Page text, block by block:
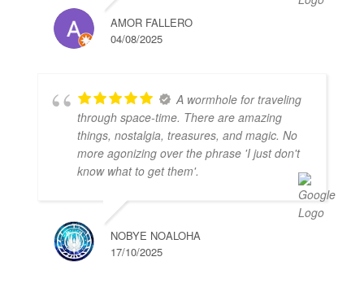
AMOR FALLERO
04/08/2025
A wormhole for traveling
through space-time. There are amazing
things, nostalgia, treasures, and magic. No
more agonizing over the phrase 'I just don't
know what to get them'.
NOBYE NOALOHA
17/10/2025